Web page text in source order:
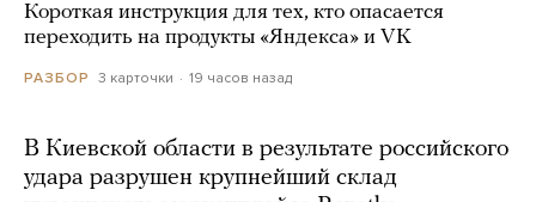
Короткая инструкция для тех, кто опасается
переходить на продукты «Яндекса» и VK
РАЗБОР 3 карточки 19 часов назад
В Киевской области в результате российского
удара разрушен крупнейший склад